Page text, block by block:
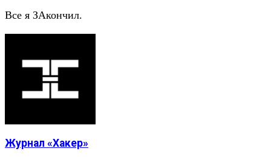
Все я ЗАкончил.
Журнал «Хакер»